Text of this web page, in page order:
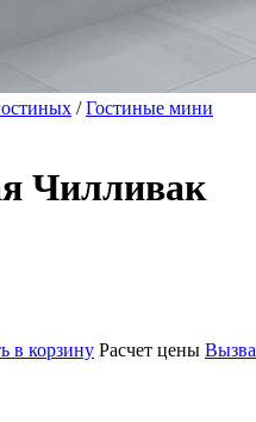
/Гостиные мини
Чилливак
в корзину Расчет цены